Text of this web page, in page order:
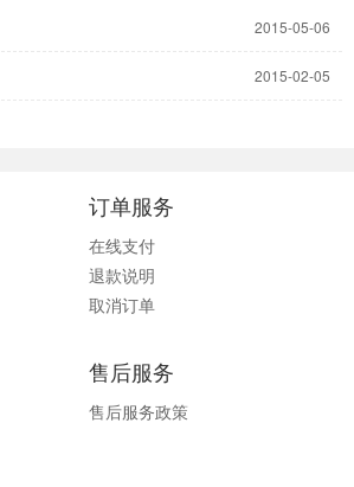
2015-05-06
2015-02-05
订单服务
在线支付
退款说明
取消订单
售后服务
售后服务政策